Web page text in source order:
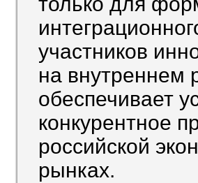
участников
на внутреннем
обеспечивает
конкурентное
российской
рынках.